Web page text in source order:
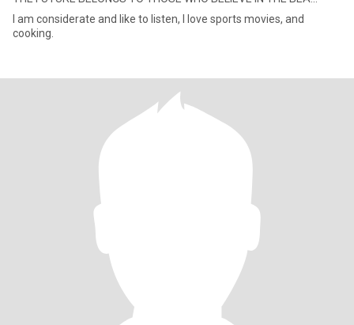
I am considerate and like to listen, I love sports movies, and
cooking.